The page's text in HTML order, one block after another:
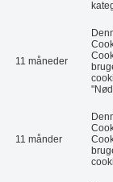
11 måneder
11 månder